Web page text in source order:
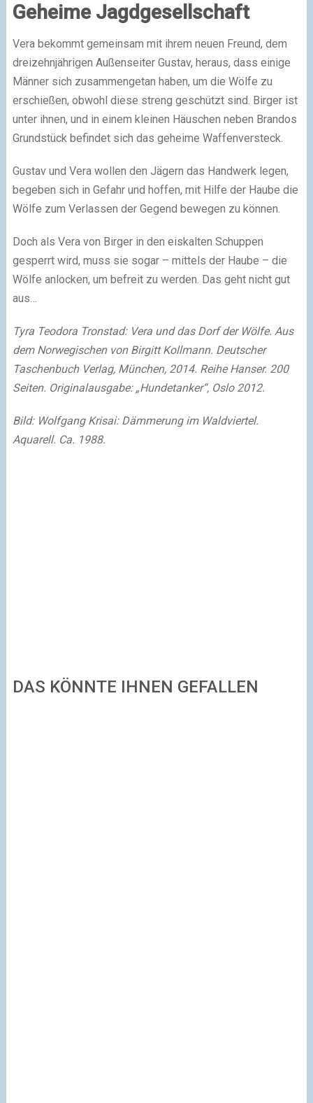
Geheime Jagdgesellschaft
Vera bekommt gemeinsam mit ihrem neuen Freund, dem
dreizehnjährigen Außenseiter Gustav, heraus, dass einige
Männer sich zusammengetan haben, um die Wölfe zu
erschießen, obwohl diese streng geschützt sind. Birger ist
unter ihnen, und in einem kleinen Häuschen neben Brandos
Grundstück befindet sich das geheime Waffenversteck.
Gustav und Vera wollen den Jägern das Handwerk legen,
begeben sich in Gefahr und hoffen, mit Hilfe der Haube die
Wölfe zum Verlassen der Gegend bewegen zu können.
Doch als Vera von Birger in den eiskalten Schuppen
gesperrt wird, muss sie sogar – mittels der Haube – die
Wölfe anlocken, um befreit zu werden. Das geht nicht gut
aus…
Tyra Teodora Tronstad: Vera und das Dorf der Wölfe. Aus
dem Norwegischen von Birgitt Kollmann. Deutscher
Taschenbuch Verlag, München, 2014. Reihe Hanser. 200
Seiten. Originalausgabe: „Hundetanker“, Oslo 2012.
Bild: Wolfgang Krisai: Dämmerung im Waldviertel.
Aquarell. Ca. 1988.
DAS KÖNNTE IHNEN GEFALLEN